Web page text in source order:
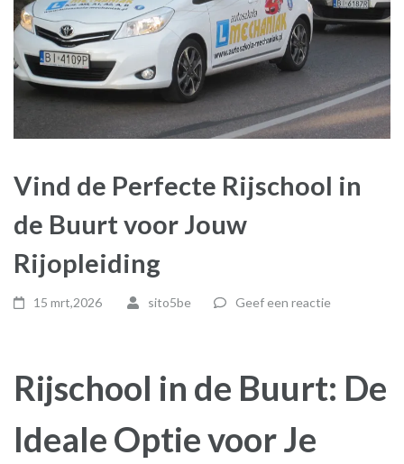
Vind de Perfecte Rijschool in
de Buurt voor Jouw
Rijopleiding
15 mrt,2026 sito5be Geef een reactie
Rijschool in de Buurt: De
Ideale Optie voor Je